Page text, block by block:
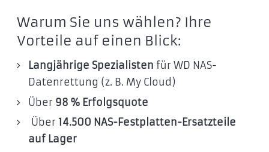
Warum Sie uns wählen? Ihre
Vorteile auf einen Blick:
Langjährige Spezialisten für WD NAS-
Datenrettung (z. B. My Cloud)
Über 98 % Erfolgsquote
Über 14.500 NAS-Festplatten-Ersatzteile
auf Lager